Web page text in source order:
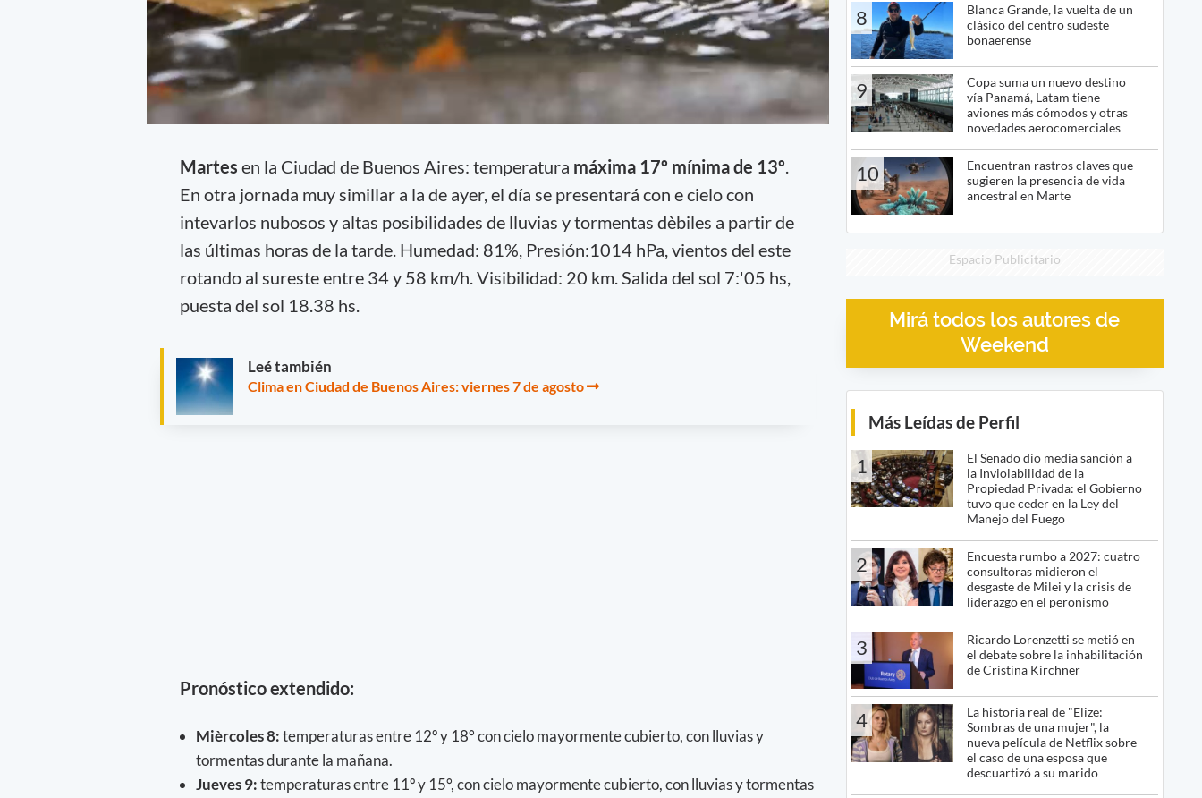
Martes en la Ciudad de Buenos Aires: temperatura máxima 17º mínima de 13º.
En otra jornada muy simillar a la de ayer, el día se presentará con e cielo con
intevarlos nubosos y altas posibilidades de lluvias y tormentas dèbiles a partir de
las últimas horas de la tarde. Humedad: 81%, Presión:1014 hPa, vientos del este
rotando al sureste entre 34 y 58 km/h. Visibilidad: 20 km. Salida del sol 7:'05 hs,
puesta del sol 18.38 hs.
Leé también
Clima en Ciudad de Buenos Aires: viernes 7 de agosto
Pronóstico extendido:
Mièrcoles 8:temperaturas entre 12º y 18° con cielo mayormente cubierto, con lluvias y
tormentas durante la mañana.
Jueves 9:temperaturas entre 11º y 15°, con cielo mayormente cubierto, con lluvias y tormentas
8
Blanca Grande, la vuelta de un
clásico del centro sudeste
bonaerense
9
Copa suma un nuevo destino
vía Panamá, Latam tiene
aviones más cómodos y otras
novedades aerocomerciales
10
Encuentran rastros claves que
sugieren la presencia de vida
ancestral en Marte
Espacio Publicitario
Mirá todos los autores de
Weekend
Más Leídas de Perfil
1
El Senado dio media sanción a
la Inviolabilidad de la
Propiedad Privada: el Gobierno
tuvo que ceder en la Ley del
Manejo del Fuego
2
Encuesta rumbo a 2027: cuatro
consultoras midieron el
desgaste de Milei y la crisis de
liderazgo en el peronismo
3
Ricardo Lorenzetti se metió en
el debate sobre la inhabilitación
de Cristina Kirchner
4
La historia real de "Elize:
Sombras de una mujer", la
nueva película de Netflix sobre
el caso de una esposa que
descuartizó a su marido